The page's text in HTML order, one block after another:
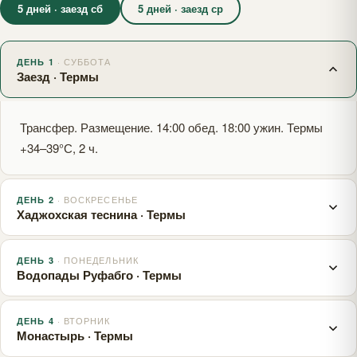
5 дней · заезд сб 5 дней · заезд ср
ДЕНЬ 1 · СУББОТА
Заезд · Термы
Трансфер. Размещение. 14:00 обед. 18:00 ужин. Термы
+34–39°С, 2 ч.
ДЕНЬ 2 · ВОСКРЕСЕНЬЕ
Хаджохская теснина · Термы
08:00 — Завтрак. 10:00 — Экскурсия в каньон
«Хаджохская теснина» — уникальное 400-метровое
14:00 — Обед. Геотермальный источник. 18:00 — Ужин.
ДЕНЬ 3 · ПОНЕДЕЛЬНИК
Водопады Руфабго · Термы
08:00 — Завтрак. 09:00 — Пешеходная прогулка: ущелье
«Руфабго». 14:00 — Обед. После — геотермальный
ДЕНЬ 4 · ВТОРНИК
Монастырь · Термы